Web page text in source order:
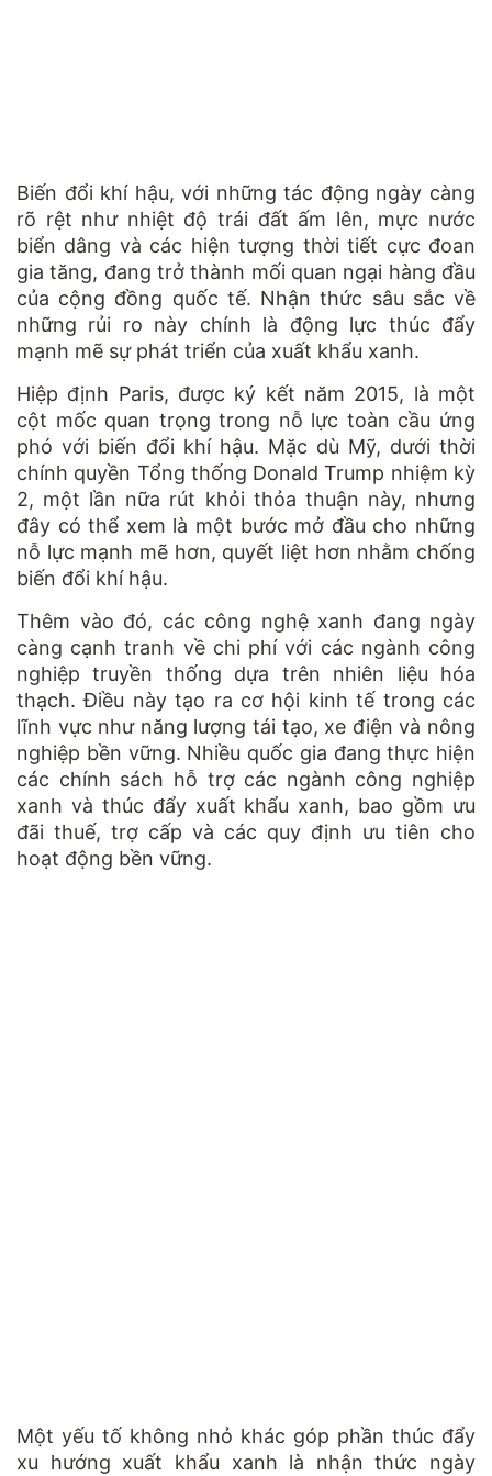
Biến đổi khí hậu, với những tác động ngày càng
rõ rệt như nhiệt độ trái đất ấm lên, mực nước
biển dâng và các hiện tượng thời tiết cực đoan
gia tăng, đang trở thành mối quan ngại hàng đầu
của cộng đồng quốc tế. Nhận thức sâu sắc về
những rủi ro này chính là động lực thúc đẩy
mạnh mẽ sự phát triển của xuất khẩu xanh.
Hiệp định Paris, được ký kết năm 2015, là một
cột mốc quan trọng trong nỗ lực toàn cầu ứng
phó với biến đổi khí hậu. Mặc dù Mỹ, dưới thời
chính quyền Tổng thống Donald Trump nhiệm kỳ
2, một lần nữa rút khỏi thỏa thuận này, nhưng
đây có thể xem là một bước mở đầu cho những
nỗ lực mạnh mẽ hơn, quyết liệt hơn nhằm chống
biến đổi khí hậu.
Thêm vào đó, các công nghệ xanh đang ngày
càng cạnh tranh về chi phí với các ngành công
nghiệp truyền thống dựa trên nhiên liệu hóa
thạch. Điều này tạo ra cơ hội kinh tế trong các
lĩnh vực như năng lượng tái tạo, xe điện và nông
nghiệp bền vững. Nhiều quốc gia đang thực hiện
các chính sách hỗ trợ các ngành công nghiệp
xanh và thúc đẩy xuất khẩu xanh, bao gồm ưu
đãi thuế, trợ cấp và các quy định ưu tiên cho
hoạt động bền vững.
Một yếu tố không nhỏ khác góp phần thúc đẩy
xu hướng xuất khẩu xanh là nhận thức ngày